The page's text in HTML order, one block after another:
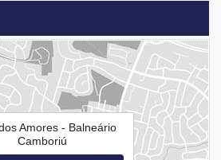
Amores - Balneário
Camboriú